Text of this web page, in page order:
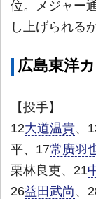
位。メジャー
し上げられる
広島東洋
【投手】
12大道温貴、
平、17常廣羽
栗林良吏、21
26益田武尚 、